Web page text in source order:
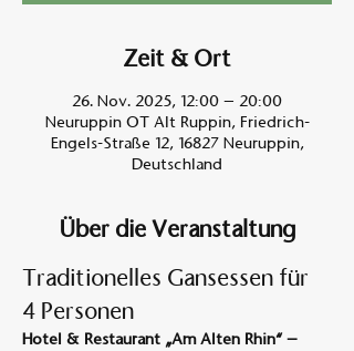
Zeit & Ort
26. Nov. 2025, 12:00 – 20:00
Neuruppin OT Alt Ruppin, Friedrich-
Engels-Straße 12, 16827 Neuruppin,
Deutschland
Über die Veranstaltung
Traditionelles Gansessen für
4 Personen
Hotel & Restaurant „Am Alten Rhin“ –